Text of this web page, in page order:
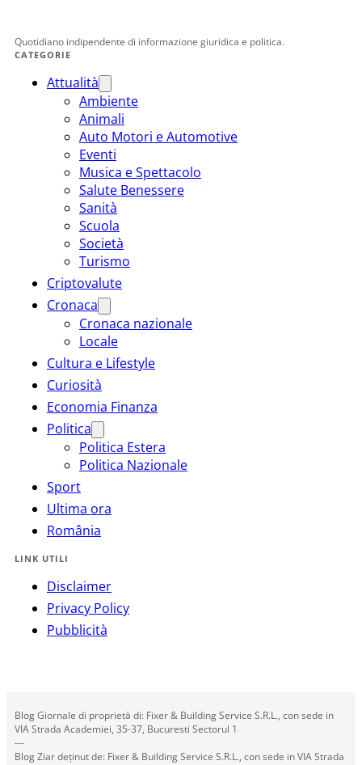
Quotidiano indipendente di informazione giuridica e politica.
CATEGORIE
Attualità
Ambiente
Animali
Auto Motori e Automotive
Eventi
Musica e Spettacolo
Salute Benessere
Sanità
Scuola
Società
Turismo
Criptovalute
Cronaca
Cronaca nazionale
Locale
Cultura e Lifestyle
Curiosità
Economia Finanza
Politica
Politica Estera
Politica Nazionale
Sport
Ultima ora
România
LINK UTILI
Disclaimer
Privacy Policy
Pubblicità
Blog Giornale di proprietà di: Fixer & Building Service S.R.L., con sede in
VIA Strada Academiei, 35-37, Bucuresti Sectorul 1
---
Blog Ziar deținut de: Fixer & Building Service S.R.L., con sede in VIA Strada